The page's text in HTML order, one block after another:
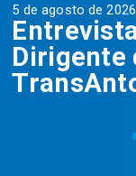
5 de agosto de 2026
Dirigente